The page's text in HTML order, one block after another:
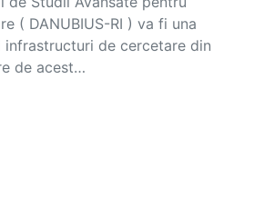
( DANUBIUS-RI ) va fi una
infrastructuri de cercetare din
de acest…